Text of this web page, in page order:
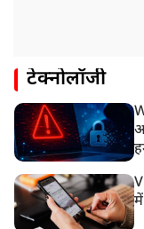
टेक्नोलॉजी